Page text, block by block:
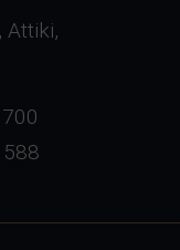
Attiki,